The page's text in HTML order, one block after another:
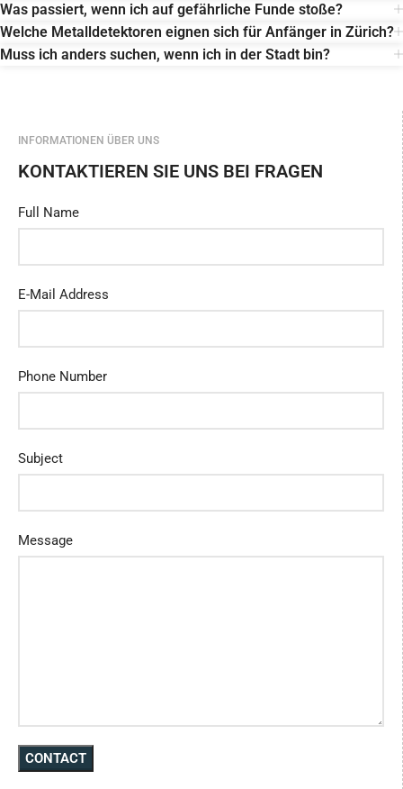
Was passiert, wenn ich auf gefährliche Funde stoße?
Welche Metalldetektoren eignen sich für Anfänger in Zürich?
Muss ich anders suchen, wenn ich in der Stadt bin?
INFORMATIONEN ÜBER UNS
KONTAKTIEREN SIE UNS BEI FRAGEN
Full Name
E-Mail Address
Phone Number
Subject
Message